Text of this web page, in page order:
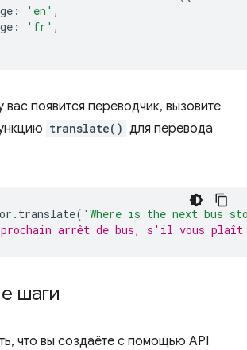
: 'en' ,
: 'fr' ,
вас появится переводчик, вызовите
translate() для перевода
. translate( 'Where is the next bus
arrêt de bus, s'il vous
шаги
что вы создаёте с помощью API